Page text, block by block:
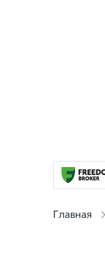
Главная